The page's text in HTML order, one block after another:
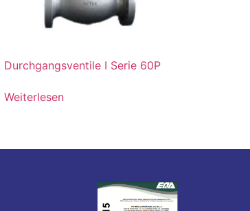
Durchgangsventile I Serie 60P
Weiterlesen